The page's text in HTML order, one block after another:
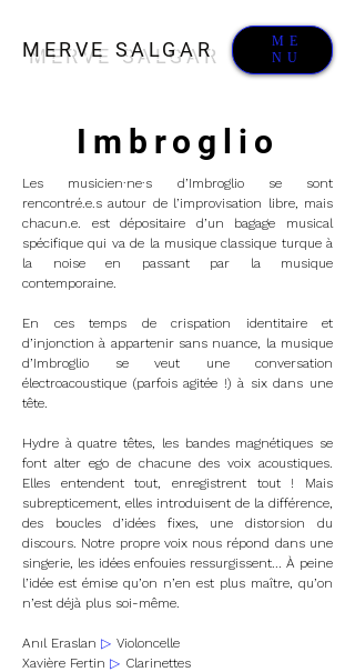
ME
NU
MERVE SALGAR
Imbroglio
Les musicien·ne·s d’Imbroglio se sont
rencontré.e.s autour de l’improvisation libre, mais
chacun.e. est dépositaire d’un bagage musical
spécifique qui va de la musique classique turque à
la noise en passant par la musique
contemporaine.
En ces temps de crispation identitaire et
d’injonction à appartenir sans nuance, la musique
d’Imbroglio se veut une conversation
électroacoustique (parfois agitée !) à six dans une
tête.
Hydre à quatre têtes, les bandes magnétiques se
font alter ego de chacune des voix acoustiques.
Elles entendent tout, enregistrent tout ! Mais
subrepticement, elles introduisent de la différence,
des boucles d’idées fixes, une distorsion du
discours. Notre propre voix nous répond dans une
singerie, les idées enfouies ressurgissent... À peine
l’idée est émise qu’on n’en est plus maître, qu’on
n’est déjà plus soi-même.
Anıl Eraslan ▷ Violoncelle
Xavière Fertin ▷ Clarinettes